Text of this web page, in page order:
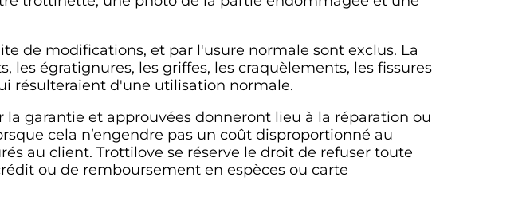
de modifications, et par l'usure normale sont exclus. La
égratignures, les griffes, les craquèlements, les fissures
résulteraient d'une utilisation normale.
garantie et approuvées donneront lieu à la réparation ou
cela n’engendre pas un coût disproportionné au
au client. Trottilove se réserve le droit de refuser toute
ou de remboursement en espèces ou carte